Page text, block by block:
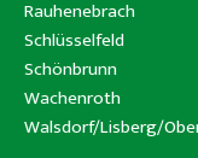
Rauhenebrach
Schlüsselfeld
Schönbrunn
Wachenroth
Walsdorf/Lisberg/